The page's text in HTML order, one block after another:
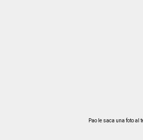
Pao le saca una foto